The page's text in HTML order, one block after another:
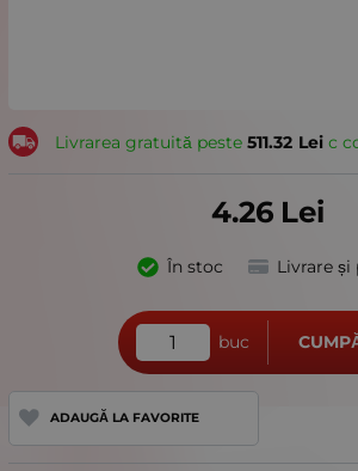
Livrarea gratuită peste 511.32 Leiс
4.26 Lei
În stoc Livrare și
buc
ADAUGĂ LA FAVORITE